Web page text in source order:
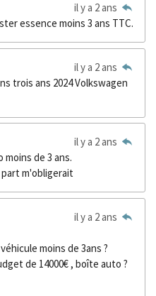
il y a 2 ans
essence moins 3 ans TTC.
il y a 2 ans
trois ans 2024 Volkswagen
il y a 2 ans
moins de 3 ans.
m'obligerait
il y a 2 ans
moins de 3ans ?
de 14000€ , boîte auto ?